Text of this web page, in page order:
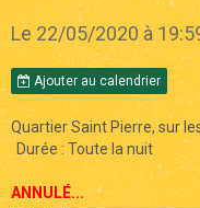
Le 22/05/2020à
Ajouter au calendrier
Quartier Saint Pierre, sur
Durée : Toute la nuit
ANNULÉ...